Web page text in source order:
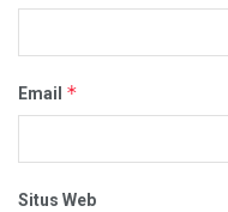
Email *
Situs Web